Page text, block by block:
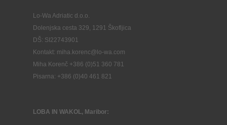
Lo-Wa Adriatic d.o.o.
Dolenjska cesta 329, 1291 Škofljica
DŠ: SI22743901
Kontakt: miha.korenc@lo-wa.com
Miha Korenč +386 (0)51 360 781
Pisarna: +386 (0)40 461 821
LOBA IN WAKOL, Maribor: